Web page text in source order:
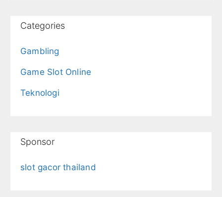
Categories
Gambling
Game Slot Online
Teknologi
Sponsor
slot gacor thailand